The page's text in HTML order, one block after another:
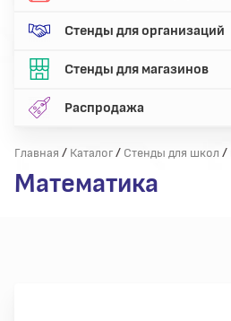
Стенды для организаций
Стенды для магазинов
Распродажа
Главная / Каталог / Стенды для школ /
Математика